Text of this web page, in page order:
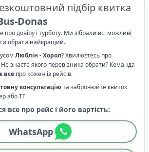
підбір квитка
Donas
про довіру і турботу. Ми зібрали всі можливі
обрати найкращий.
Люблін -Хорол? Хвилюєтесь про
Не знаєте якого перевізника обрати? Команда
все про кожен із рейсів.
консультацію та забронюйте квиток
або ТГ
все про рейс і його вартість:
WhatsApp